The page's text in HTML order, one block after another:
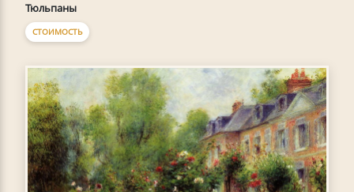
Тюльпаны
СТОИМОСТЬ